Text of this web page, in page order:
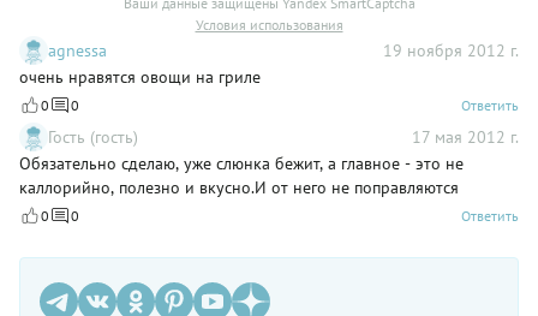
Условия использования
agnessa
19 ноября 2012 г.
очень нравятся овощи на гриле
0 0 Ответить
Гость (гость)
17 мая 2012 г.
Обязательно сделаю, уже слюнка бежит, а главное - это не
каллорийно, полезно и вкусно.И от него не поправляются
0 0 Ответить